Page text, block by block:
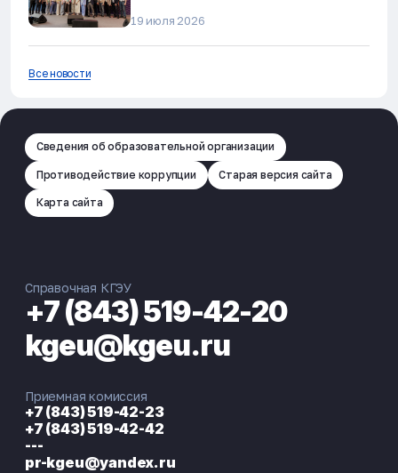
19 июля 2026
Все новости
Сведения об образовательной организации
Противодействие коррупции Старая версия сайта
Карта сайта
Справочная КГЭУ
+7 (843) 519-42-20
kgeu@kgeu.ru
Приемная комиссия
+7 (843) 519-42-23
+7 (843) 519-42-42
---
pr-kgeu@yandex.ru